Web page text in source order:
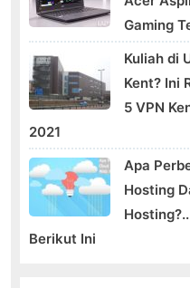
Gaming
Kuliah di
Kent? Ini
5 VPN
2021
Apa
Hosting
Berikut Ini